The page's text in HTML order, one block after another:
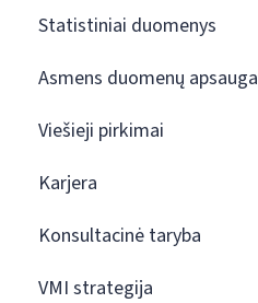
Statistiniai duomenys
Asmens duomenų apsauga
Viešieji pirkimai
Karjera
Konsultacinė taryba
VMI strategija